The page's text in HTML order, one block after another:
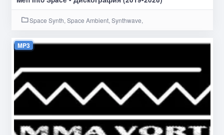
Space Synth, Space Ambient, Synthwave,
MP3